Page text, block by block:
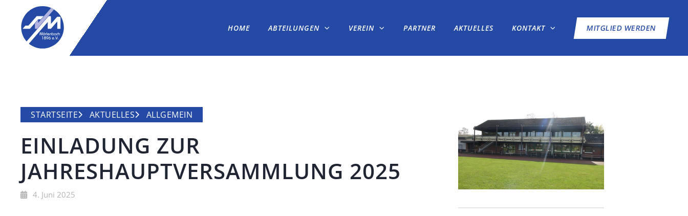
HOME ABTEILUNGEN VEREIN PARTNER AKTUELLES KONTAKT MITGLIED WERDEN
STARTSEITE AKTUELLES ALLGEMEIN
EINLADUNG ZUR
JAHRESHAUPTVERSAMMLUNG 2025
4. Juni 2025